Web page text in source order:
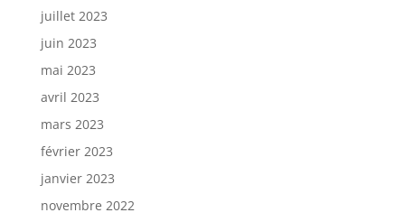
juillet 2023
juin 2023
mai 2023
avril 2023
mars 2023
février 2023
janvier 2023
novembre 2022